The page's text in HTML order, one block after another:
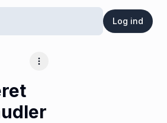
Log ind
Flere muligheder